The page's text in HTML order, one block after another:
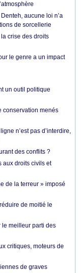
aucune loi n’a
de sorcellerie
crise des droits
le genre a un impact
un outil politique
conservation menés
n’est pas d’interdire,
des conflits ?
aux droits civils et
de la terreur » imposé
de moitié le
le meilleur parti des
critiques, moteurs de
de graves